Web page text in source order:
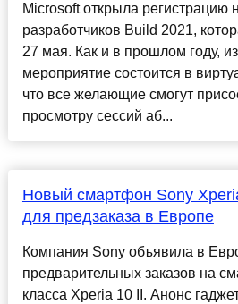
Microsoft открыла
разработчиков Build 2021,
27 мая. Как и в прошлом году,
мероприятие состоится в
что все желающие смогут
просмотру сессий аб...
Новый смартфон Sony
для предзаказа в Европе
Компания Sony объявила в
предварительных заказов на
класса Xperia 10 II. Анонс